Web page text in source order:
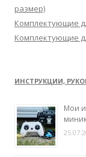
размер)
Комплектующие
Комплектующие
ИНСТРУКЦИИ,
Мои